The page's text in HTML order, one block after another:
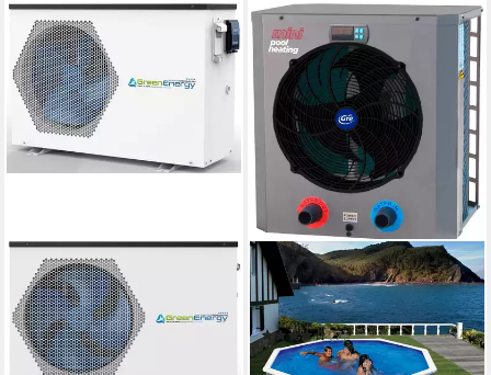
GRE
Pool-Wärmepumpe HPM 30-
Mini
(7)
749,00 € UVP769,00 €